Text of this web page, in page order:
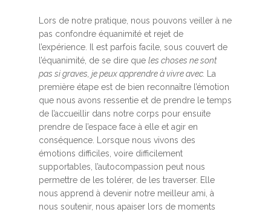
Lors de notre pratique, nous pouvons veiller à ne
pas confondre équanimité et rejet de
l’expérience. Il est parfois facile, sous couvert de
l’équanimité, de se dire que les choses ne sont
pas si graves, je peux apprendre à vivre avec.
La
première étape est de bien reconnaître l’émotion
que nous avons ressentie et de prendre le temps
de l’accueillir dans notre corps pour ensuite
prendre de l’espace face à elle et agir en
conséquence. Lorsque nous vivons des
émotions difficiles, voire difficilement
supportables, l’autocompassion peut nous
permettre de les tolérer, de les traverser. Elle
nous apprend à devenir notre meilleur ami, à
nous soutenir, nous apaiser lors de moments